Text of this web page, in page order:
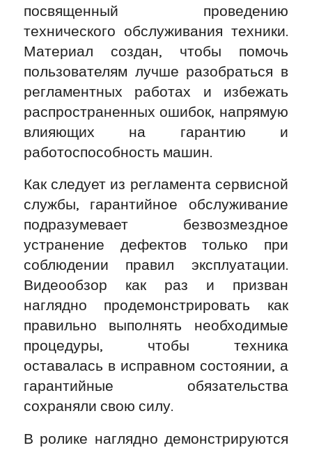
посвященный проведению
технического обслуживания техники.
Материал создан, чтобы помочь
пользователям лучше разобраться в
регламентных работах и избежать
распространенных ошибок, напрямую
влияющих на гарантию и
работоспособность машин.
Как следует из регламента сервисной
службы, гарантийное обслуживание
подразумевает безвозмездное
устранение дефектов только при
соблюдении правил эксплуатации.
Видеообзор как раз и призван
наглядно продемонстрировать как
правильно выполнять необходимые
процедуры, чтобы техника
оставалась в исправном состоянии, а
гарантийные обязательства
сохраняли свою силу.
В ролике наглядно демонстрируются